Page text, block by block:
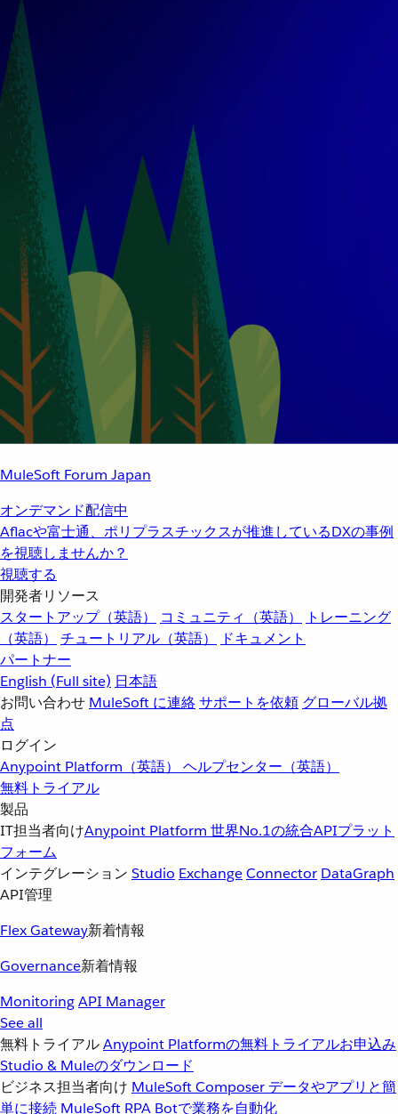
MuleSoft Forum Japan
オンデマンド配信中
Aflacや富士通、ポリプラスチックスが推進しているDXの事例
を視聴しませんか？
視聴する
開発者リソース
スタートアップ（英語）
コミュニティ（英語）
トレーニング
（英語）
チュートリアル（英語）
ドキュメント
パートナー
English (Full site) 日本語
お問い合わせ MuleSoft に連絡サポートを依頼 グローバル拠
点
ログイン
Anypoint Platform（英語） ヘルプセンター（英語）
無料トライアル
製品
IT担当者向けAnypoint Platform 世界No.1の統合APIプラット
フォーム
インテグレーション Studio ExchangeConnector DataGraph
API管理
Flex Gateway新着情報
Governance新着情報
MonitoringAPI Manager
See all
無料トライアルAnypoint Platformの無料トライアルお申込み
Studio & Muleのダウンロード
ビジネス担当者向け MuleSoft Composer データやアプリと簡
単に接続 MuleSoft RPA Botで業務を自動化